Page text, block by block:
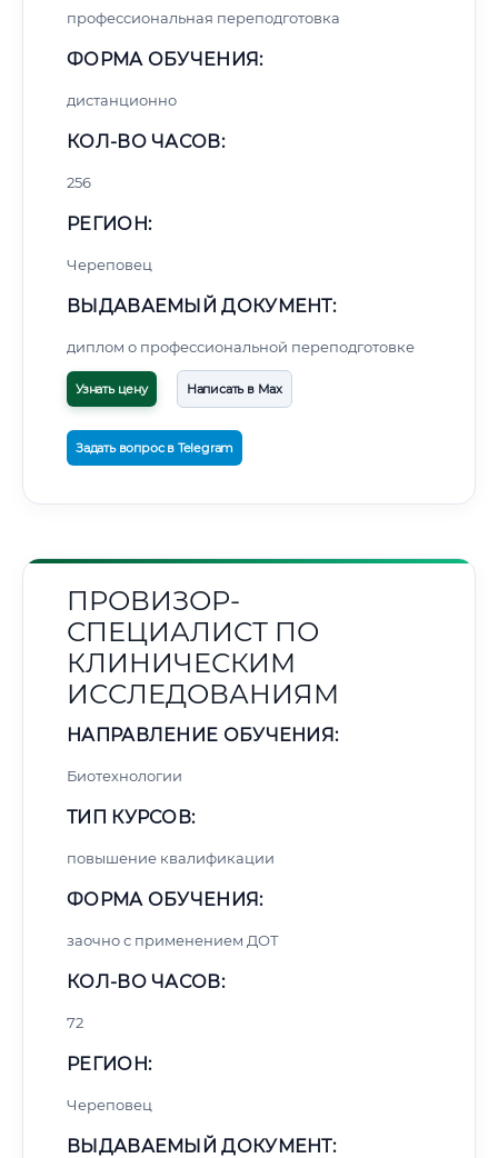
профессиональная переподготовка
ФОРМА ОБУЧЕНИЯ:
дистанционно
КОЛ-ВО ЧАСОВ:
256
РЕГИОН:
Череповец
ВЫДАВАЕМЫЙ ДОКУМЕНТ:
диплом о профессиональной переподготовке
Узнать цену Написать в Max
Задать вопрос в Telegram
ПРОВИЗОР-
СПЕЦИАЛИСТ ПО
КЛИНИЧЕСКИМ
ИССЛЕДОВАНИЯМ
НАПРАВЛЕНИЕ ОБУЧЕНИЯ:
Биотехнологии
ТИП КУРСОВ:
повышение квалификации
ФОРМА ОБУЧЕНИЯ:
заочно с применением ДОТ
КОЛ-ВО ЧАСОВ:
72
РЕГИОН:
Череповец
ВЫДАВАЕМЫЙ ДОКУМЕНТ: